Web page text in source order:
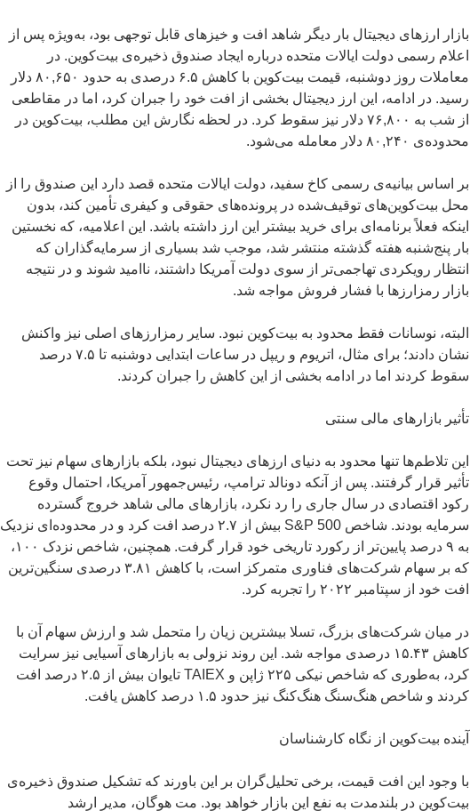
بازار ارزهای دیجیتال بار دیگر شاهد افت و خیزهای قابل توجهی بود، به‌ویژه پس از
اعلام رسمی دولت ایالات متحده درباره ایجاد صندوق ذخیره‌ی بیت‌کوین. در
معاملات روز دوشنبه، قیمت بیت‌کوین با کاهش ۶.۵ درصدی به حدود ۸۰,۶۵۰ دلار
رسید. در ادامه، این ارز دیجیتال بخشی از افت خود را جبران کرد، اما در مقاطعی
از شب به ۷۶,۸۰۰ دلار نیز سقوط کرد. در لحظه نگارش این مطلب، بیت‌کوین در
محدوده‌ی ۸۰,۲۴۰ دلار معامله می‌شود.
بر اساس بیانیه‌ی رسمی کاخ سفید، دولت ایالات متحده قصد دارد این صندوق را از
محل بیت‌کوین‌های توقیف‌شده در پرونده‌های حقوقی و کیفری تأمین کند، بدون
اینکه فعلاً برنامه‌ای برای خرید بیشتر این ارز داشته باشد. این اعلامیه، که نخستین
بار پنج‌شنبه هفته گذشته منتشر شد، موجب شد بسیاری از سرمایه‌گذاران که
انتظار رویکردی تهاجمی‌تر از سوی دولت آمریکا داشتند، ناامید شوند و در نتیجه
بازار رمزارزها با فشار فروش مواجه شد.
البته، نوسانات فقط محدود به بیت‌کوین نبود. سایر رمزارزهای اصلی نیز واکنش
نشان دادند؛ برای مثال، اتریوم و ریپل در ساعات ابتدایی دوشنبه تا ۷.۵ درصد
سقوط کردند اما در ادامه بخشی از این کاهش را جبران کردند.
تأثیر بازارهای مالی سنتی
این تلاطم‌ها تنها محدود به دنیای ارزهای دیجیتال نبود، بلکه بازارهای سهام نیز تحت
تأثیر قرار گرفتند. پس از آنکه دونالد ترامپ، رئیس‌جمهور آمریکا، احتمال وقوع
رکود اقتصادی در سال جاری را رد نکرد، بازارهای مالی شاهد خروج گسترده
سرمایه بودند. شاخص S&P 500 بیش از ۲.۷ درصد افت کرد و در محدوده‌ای نزدیک
به ۹ درصد پایین‌تر از رکورد تاریخی خود قرار گرفت. همچنین، شاخص نزدک ۱۰۰،
که بر سهام شرکت‌های فناوری متمرکز است، با کاهش ۳.۸۱ درصدی سنگین‌ترین
افت خود از سپتامبر ۲۰۲۲ را تجربه کرد.
در میان شرکت‌های بزرگ، تسلا بیشترین زیان را متحمل شد و ارزش سهام آن با
کاهش ۱۵.۴۳ درصدی مواجه شد. این روند نزولی به بازارهای آسیایی نیز سرایت
کرد، به‌طوری که شاخص نیکی ۲۲۵ ژاپن و TAIEX تایوان بیش از ۲.۵ درصد افت
کردند و شاخص هنگ‌سنگ هنگ‌کنگ نیز حدود ۱.۵ درصد کاهش یافت.
آینده بیت‌کوین از نگاه کارشناسان
با وجود این افت قیمت، برخی تحلیل‌گران بر این باورند که تشکیل صندوق ذخیره‌ی
بیت‌کوین در بلندمدت به نفع این بازار خواهد بود. مت هوگان، مدیر ارشد